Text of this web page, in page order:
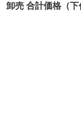
卸売 合計価格（下